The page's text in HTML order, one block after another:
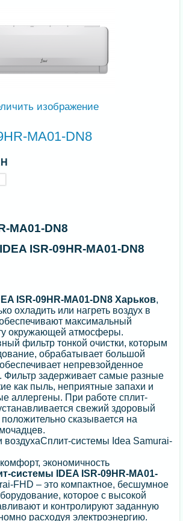
изображение
MA01-DN8
MA01-DN8
ISR-09HR-MA01-DN8
ISR-09HR-MA01-DN8 Харьков,
охладить или нагреть воздух в
максимальный
окружающей атмосферы.
фильтр тонкой очистки, которым
обрабатывает большой
непревзойденное
Фильтр задерживает самые разные
как пыль, неприятные запахи и
аллергены. При работе сплит-
свежий здоровый
сказывается на
воздухаСплит-системы Idea Samurai-
экономичность
системы IDEA ISR-09HR-MA01-
FHD – это компактное, бесшумное
которое с высокой
и контролируют заданную
расходуя электроэнергию.